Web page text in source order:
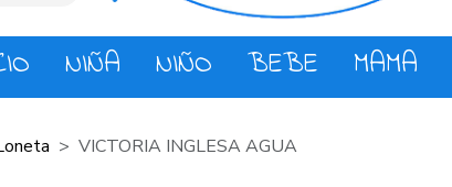
NIÑA NIÑO BEBE MAMA
VICTORIA INGLESA AGUA